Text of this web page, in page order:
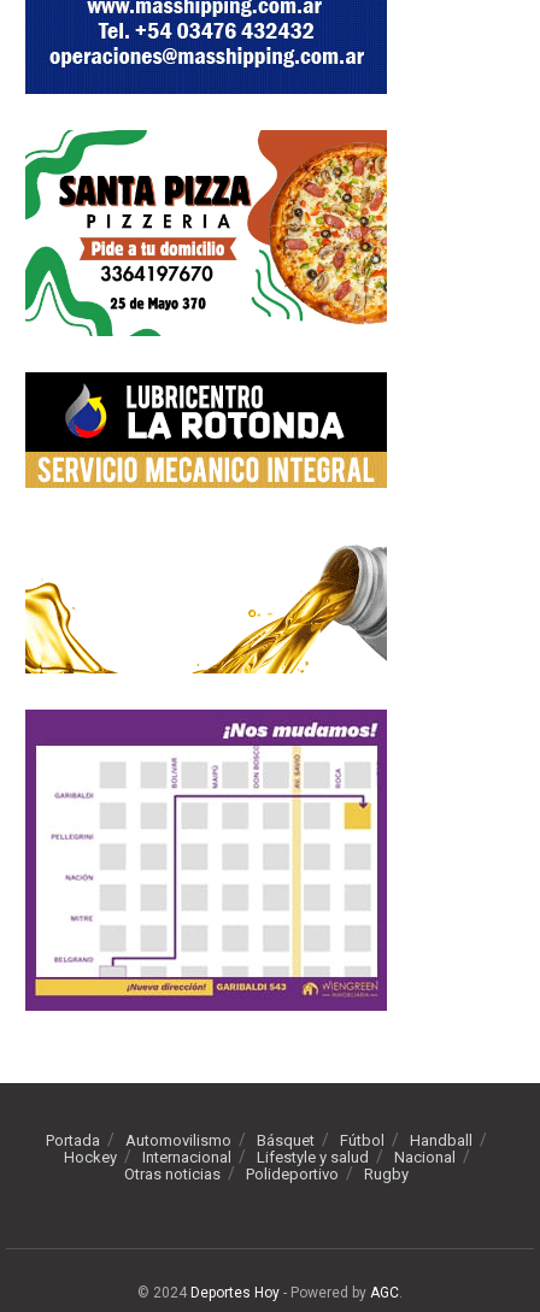
Portada Automovilismo Básquet Fútbol
Handball
Hockey
Internacional Lifestyle y salud
Nacional
Otras noticias
Polideportivo Rugby
© 2024 Deportes Hoy - Powered by AGC.